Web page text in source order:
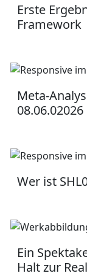
Erste
Framework
Meta-
08.06.02026
Wer ist
Ein
Halt zur